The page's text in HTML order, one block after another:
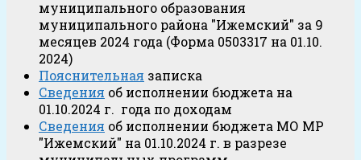
муниципального образования
муниципального района "Ижемский" за 9
месяцев 2024 года (Форма 0503317 на 01.10.
2024)
Пояснительная записка
Сведения об исполнении бюджета на
01.10.2024 г. года по доходам
Сведения об исполнении бюджета МО МР
"Ижемский" на 01.10.2024 г. в разрезе